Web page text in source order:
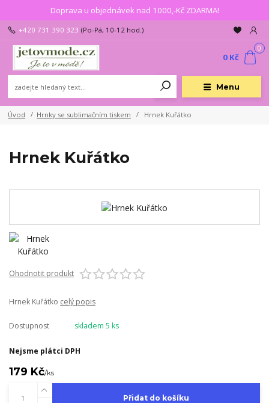
Doprava u objednávek nad 1000,-Kč ZDARMA!
Menu
+420 731 390 323 (Po-Pá, 10-12 hod.)
0
0 Kč
Úvod Hrnky se sublimačním tiskem Hrnek Kuřátko
Hrnek Kuřátko
Ohodnotit produkt
Hrnek Kuřátko celý popis
Dostupnost skladem 5 ks
Nejsme plátci DPH
179 Kč/ks
Přidat do košíku